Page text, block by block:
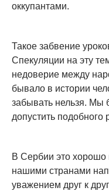
оккупантами.
Такое забвение
Спекуляции на эту
недоверие между
бывало в истории
забывать нельзя. Мы
допустить подобного
В Сербии это
нашими странами
уважением друг к